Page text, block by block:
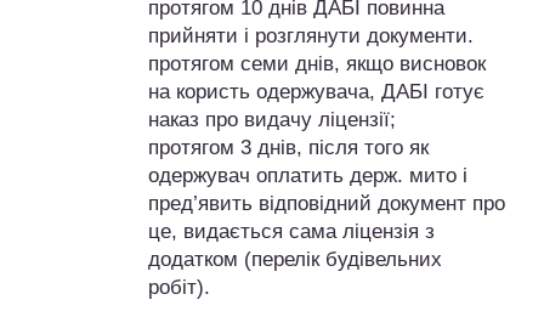
протягом 10 днів ДАБІ повинна
прийняти і розглянути документи.
протягом семи днів, якщо висновок
на користь одержувача, ДАБІ готує
наказ про видачу ліцензії;
протягом 3 днів, після того як
одержувач оплатить держ. мито і
пред’явить відповідний документ про
це, видається сама ліцензія з
додатком (перелік будівельних
робіт).